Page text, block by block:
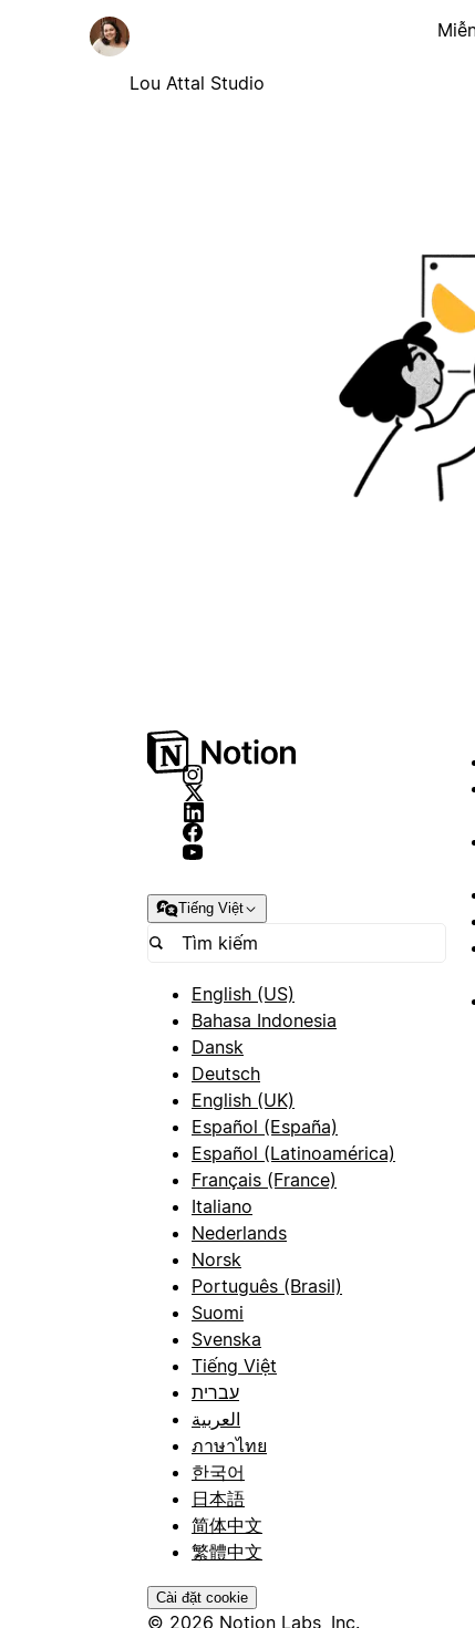
Lou Attal Studio
Tiếng Việt
English (US)
Bahasa Indonesia
Dansk
Deutsch
English (UK)
Español (España)
Español (Latinoamérica)
Français (France)
Italiano
Nederlands
Norsk
Português (Brasil)
Suomi
Svenska
Tiếng Việt
עברית
العربية
ภาษาไทย
한국어
日本語
简体中文
繁體中文
Cài đặt cookie
© 2026 Notion Labs, Inc.